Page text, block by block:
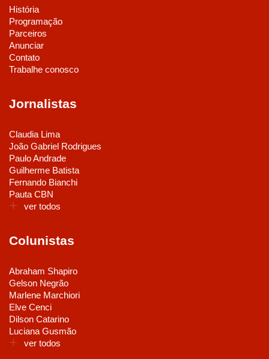
História
Programação
Parceiros
Anunciar
Contato
Trabalhe conosco
Jornalistas
Claudia Lima
João Gabriel Rodrigues
Paulo Andrade
Guilherme Batista
Fernando Bianchi
Pauta CBN
ver todos
Colunistas
Abraham Shapiro
Gelson Negrão
Marlene Marchiori
Elve Cenci
Dilson Catarino
Luciana Gusmão
ver todos